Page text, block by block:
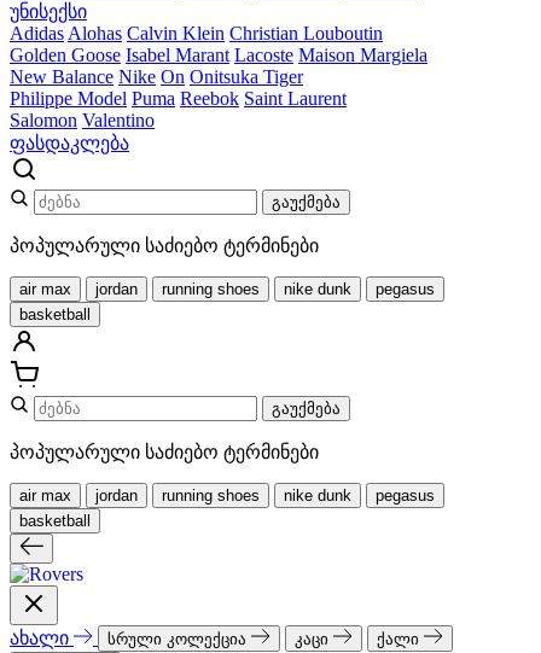
უნისექსი
Adidas Alohas Calvin Klein Christian Louboutin
Golden Goose Isabel Marant Lacoste Maison Margiela
New Balance Nike On Onitsuka Tiger
Philippe Model Puma Reebok Saint Laurent
Salomon Valentino
ფასდაკლება
გაუქმება
პოპულარული საძიებო ტერმინები
air max jordan running shoes nike dunk
pegasus
basketball
გაუქმება
პოპულარული საძიებო ტერმინები
air max jordan running shoes nike dunk
pegasus
basketball
ახალი სრული კოლექცია კაცი
ქალი